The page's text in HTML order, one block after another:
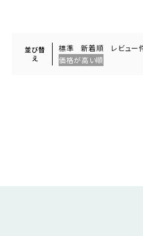
並び替
え
標準 新着順 レビュー
価格が高い順